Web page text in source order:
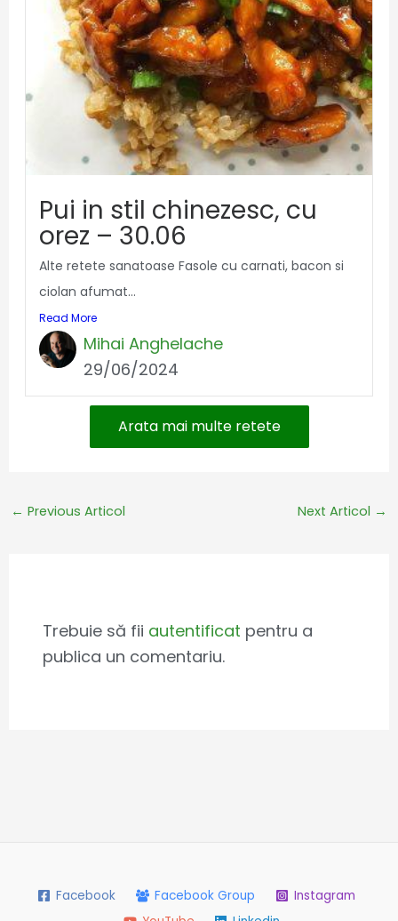
Pui in stil chinezesc, cu
orez – 30.06
Alte retete sanatoase Fasole cu carnati, bacon si
ciolan afumat...
Read More
Mihai Anghelache
29/06/2024
Arata mai multe retete
← Previous Articol Next Articol →
Trebuie să fii autentificat pentru a
publica un comentariu.
Facebook Facebook Group
Instagram